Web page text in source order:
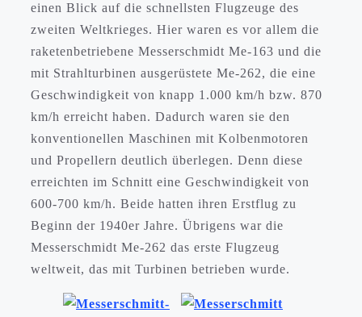
einen Blick auf die schnellsten Flugzeuge des
zweiten Weltkrieges. Hier waren es vor allem die
raketenbetriebene Messerschmidt Me-163 und die
mit Strahlturbinen ausgerüstete Me-262, die eine
Geschwindigkeit von knapp 1.000 km/h bzw. 870
km/h erreicht haben. Dadurch waren sie den
konventionellen Maschinen mit Kolbenmotoren
und Propellern deutlich überlegen. Denn diese
erreichten im Schnitt eine Geschwindigkeit von
600-700 km/h. Beide hatten ihren Erstflug zu
Beginn der 1940er Jahre. Übrigens war die
Messerschmidt Me-262 das erste Flugzeug
weltweit, das mit Turbinen betrieben wurde.